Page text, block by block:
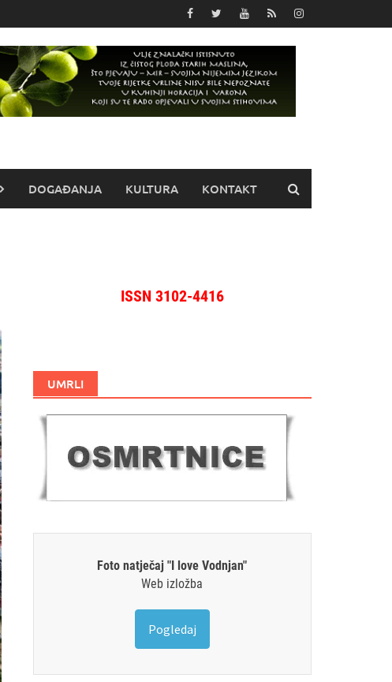
DOGAĐANJA KULTURA KONTAKT
ISSN 3102-4416
UMRLI
Foto natječaj "I love Vodnjan"
Web izložba
Pogledaj